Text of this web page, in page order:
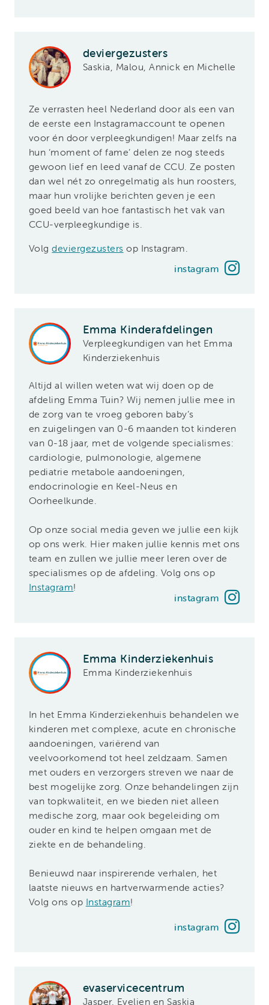
deviergezusters
Saskia, Malou, Annick en Michelle
Ze verrasten heel Nederland door als een van
de eerste een Instagramaccount te openen
voor én door verpleegkundigen! Maar zelfs na
hun ‘moment of fame’ delen ze nog steeds
gewoon lief en leed vanaf de CCU. Ze posten
dan wel nét zo onregelmatig als hun roosters,
maar hun vrolijke berichten geven je een
goed beeld van hoe fantastisch het vak van
CCU-verpleegkundige is.
Volgdeviergezusters op Instagram.
instagram
Emma Kinderafdelingen
Verpleegkundigen van het Emma
Kinderziekenhuis
Altijd al willen weten wat wij doen op de
afdeling Emma Tuin? Wij nemen jullie mee in
de zorg van te vroeg geboren baby’s
en zuigelingen van 0-6 maanden tot kinderen
van 0-18 jaar, met de volgende specialismes:
cardiologie, pulmonologie, algemene
pediatrie metabole aandoeningen,
endocrinologie en Keel-Neus en
Oorheelkunde.
Op onze social media geven we jullie een kijk
op ons werk. Hier maken jullie kennis met ons
team en zullen we jullie meer leren over de
specialismes op de afdeling. Volg ons op
Instagram!
instagram
Emma Kinderziekenhuis
Emma Kinderziekenhuis
In het Emma Kinderziekenhuis behandelen we
kinderen met complexe, acute en chronische
aandoeningen, variërend van
veelvoorkomend tot heel zeldzaam. Samen
met ouders en verzorgers streven we naar de
best mogelijke zorg. Onze behandelingen zijn
van topkwaliteit, en we bieden niet alleen
medische zorg, maar ook begeleiding om
ouder en kind te helpen omgaan met de
ziekte en de behandeling.
Benieuwd naar inspirerende verhalen, het
laatste nieuws en hartverwarmende acties?
Volg ons op Instagram!
instagram
evaservicecentrum
Jasper, Evelien en Saskia